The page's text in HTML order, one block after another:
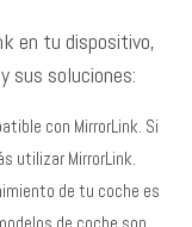
en tu dispositivo,
sus soluciones:
con MirrorLink. Si
utilizar MirrorLink.
de tu coche es
de coche son